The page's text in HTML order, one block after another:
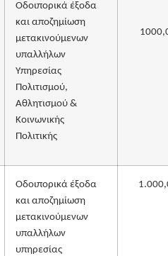
Οδοιπορικά έξοδα
και αποζημίωση
μετακινούμενων
υπαλλήλων
Υπηρεσίας
Πολιτισμού,
Αθλητισμού &
Κοινωνικής
Πολιτικής
Οδοιπορικά έξοδα
και αποζημίωση
μετακινούμενων
υπαλλήλων
υπηρεσίας